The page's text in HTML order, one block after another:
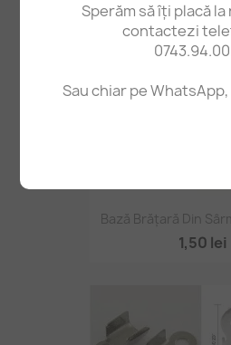
Sperăm să îți placă la
contactezi
Sau chiar pe
Bază Brățară Din
1,50 lei